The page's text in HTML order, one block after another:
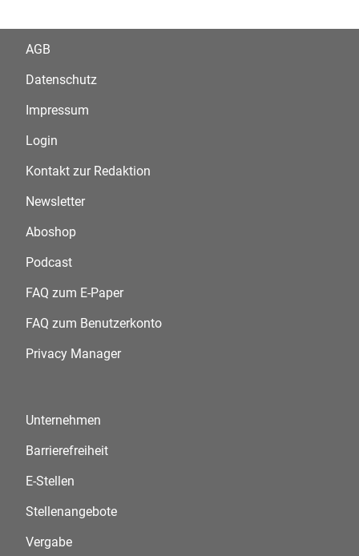
AGB
Datenschutz
Impressum
Login
Kontakt zur Redaktion
Newsletter
Aboshop
Podcast
FAQ zum E-Paper
FAQ zum Benutzerkonto
Privacy Manager
Unternehmen
Barrierefreiheit
E-Stellen
Stellenangebote
Vergabe